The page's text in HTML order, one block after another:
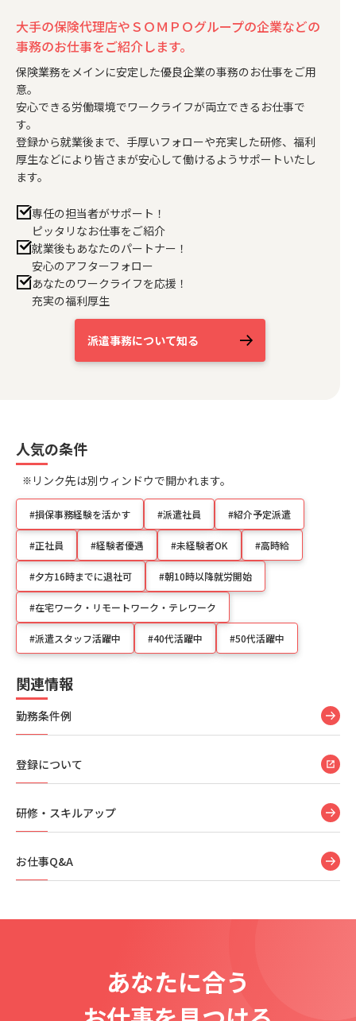
大手の保険代理店やＳＯＭＰＯグループの企業などの
事務のお仕事をご紹介します。
保険業務をメインに安定した優良企業の事務のお仕事をご用
意。
安心できる労働環境でワークライフが両立できるお仕事で
す。
登録から就業後まで、手厚いフォローや充実した研修、 福利
厚生などにより皆さまが安心して働けるようサポートいたし
ます。
専任の担当者がサポート！
ピッタリなお仕事をご紹介
就業後もあなたのパートナー！
安心のアフターフォロー
あなたのワークライフを応援！
充実の福利厚生
派遣事務について知る
人気の条件
リンク先は別ウィンドウで開かれます。
#損保事務経験を活かす #派遣社員 #紹介予定派遣
#正社員 #経験者優遇 #未経験者OK #高時給
#夕方16時までに退社可 #朝10時以降就労開始
#在宅ワーク・リモートワーク・テレワーク
#派遣スタッフ活躍中 #40代活躍中 #50代活躍中
関連情報
勤務条件例
登録について
研修・スキルアップ
お仕事Q&A
あなたに合う